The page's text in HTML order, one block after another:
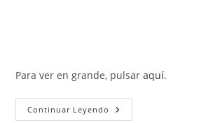
Para ver en grande, pulsar aquí.
Continuar Leyendo Resumen
Del